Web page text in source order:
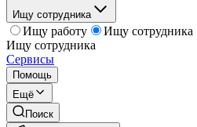
Ищу сотрудника
Ищу работу
Ищу сотрудника
Ищу сотрудника
Сервисы
Помощь
Ещё
Поиск